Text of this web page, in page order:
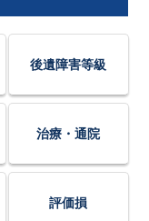
後遺障害等級
治療・通院
評価損